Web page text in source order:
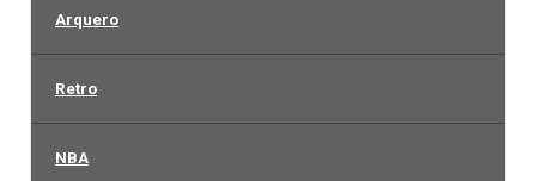
Arquero
Mujeres
Niños
Arquero
Retro
NBA